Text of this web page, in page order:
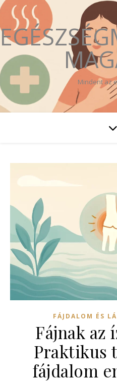
Mindent az
FÁJDALOM ÉS
Fájnak az
Praktikus
fájdalom